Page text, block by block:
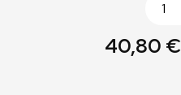
40,80 €